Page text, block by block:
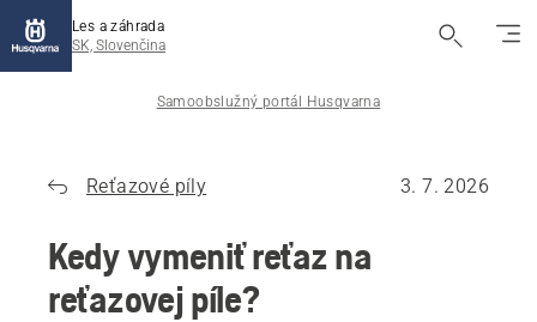
Les a záhrada
SK, Slovenčina
Samoobslužný portál Husqvarna
Reťazové píly 3. 7. 2026
Kedy vymeniť reťaz na
reťazovej píle?